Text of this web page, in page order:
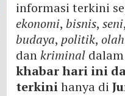
informasi terkini
ekonomi, bisnis, seni,
budaya, politik,
dankriminaldalam
khabar hari ini
terkinihanya di